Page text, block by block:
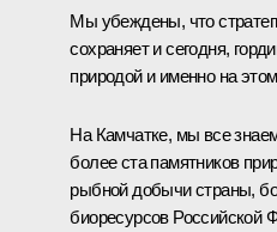
Мы убеждены, что
сохраняет и сегодня,
природой и именно на
На Камчатке, мы все
более ста памятников
рыбной добычи страны,
биоресурсов Российской